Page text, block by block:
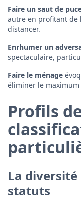
Faire un saut de
autre en profitant de
distancer.
Enrhumer un
spectaculaire,
Faire le ménage
éliminer le
Profils
La
statuts